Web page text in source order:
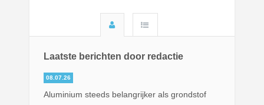
Laatste berichten door redactie
08.07.26
Aluminium steeds belangrijker als grondstof